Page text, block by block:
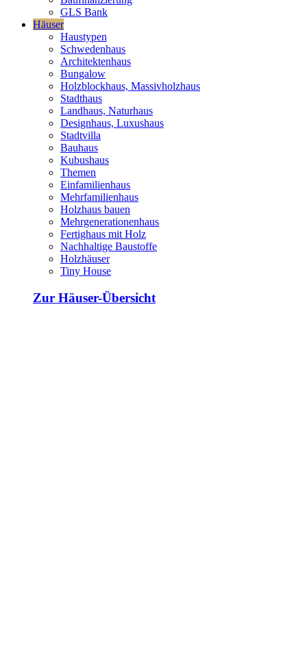
GLS Bank
Häuser
Haustypen
Schwedenhaus
Architektenhaus
Bungalow
Holzblockhaus, Massivholzhaus
Stadthaus
Landhaus, Naturhaus
Designhaus, Luxushaus
Stadtvilla
Bauhaus
Kubushaus
Themen
Einfamilienhaus
Mehrfamilienhaus
Holzhaus bauen
Mehrgenerationenhaus
Fertighaus mit Holz
Nachhaltige Baustoffe
Holzhäuser
Tiny House
Zur Häuser-Übersicht